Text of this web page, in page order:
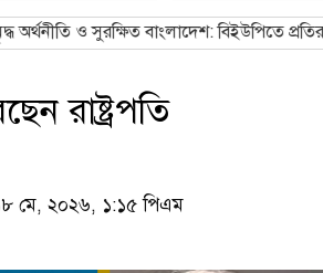
সুরক্ষিত বাংলাদেশ: বিইউপিতে প্রতিরক্ষা উপদেষ্টা
রাষ্ট্রপতি
মে, ২০২৬, ১:১৫ পিএম